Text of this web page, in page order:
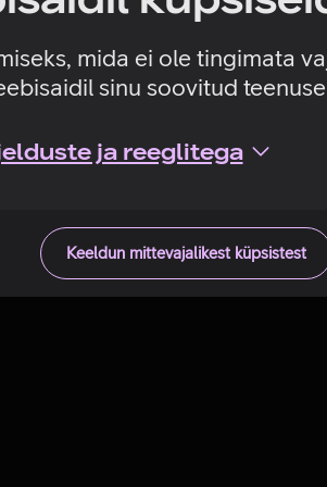
mida ei ole tingimata
sinu soovitud
ja reeglitega
Keeldun mittevajalikest küpsistest